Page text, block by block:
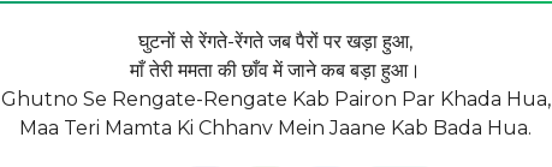
घुटनों से रेंगते-रेंगते जब पैरों पर खड़ा हुआ,
माँ तेरी ममता की छाँव में जाने कब बड़ा हुआ।
Ghutno Se Rengate-Rengate Kab Pairon Par Khada Hua,
Maa Teri Mamta Ki Chhanv Mein Jaane Kab Bada Hua.